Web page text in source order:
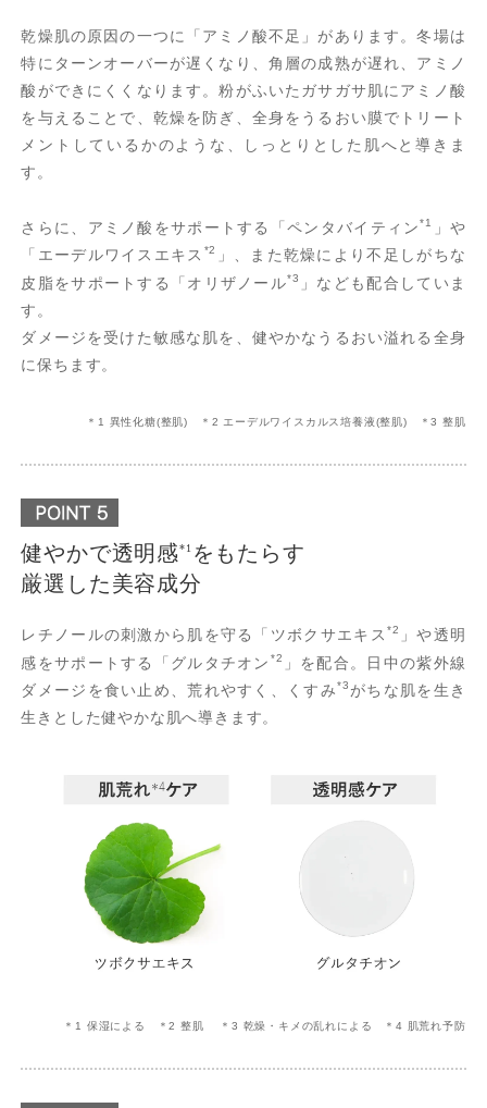
乾燥肌の原因の一つに「アミノ酸不足」があります。冬場は
特にターンオーバーが遅くなり、角層の成熟が遅れ、アミノ
酸ができにくくなります。粉がふいたガサガサ肌にアミノ酸
を与えることで、乾燥を防ぎ、全身をうるおい膜でトリート
メントしているかのような、しっとりとした肌へと導きま
す。
さらに、アミノ酸をサポートする「ペンタバイティン*1
」や
「エーデルワイスエキス *2
」、また乾燥により不足しがちな
皮脂をサポートする「オリザノール*3
」なども配合していま
す。
ダメージを受けた敏感な肌を、健やかなうるおい溢れる全身
に保ちます。
＊1 異性化糖(整肌) ＊2 エーデルワイスカルス培養液(整肌) ＊3 整肌
健やかで透明感*1 をもたらす
厳選した美容成分
レチノールの刺激から肌を守る「ツボクサエキス *2
」や透明
感をサポートする「グルタチオン *2
」を配合。日中の紫外線
ダメージを食い止め、荒れやすく、くすみ*3 がちな肌を生き
生きとした健やかな肌へ導きます。
＊1 保湿による ＊2 整肌 ＊3 乾燥・キメの乱れによる ＊4 肌荒れ予防